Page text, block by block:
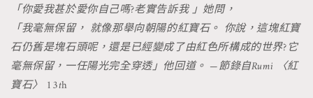
「你愛我甚於愛你自己嗎?老實告訴我 」她問，
「我毫無保留， 就像那舉向朝陽的紅寶石。 你說，這塊紅寶
石仍舊是塊石頭呢，還是已經變成了由紅色所構成的世界?它
毫無保留，一任陽光完全穿透」他回道。 —節錄自Rumi 〈紅
寶石〉 13th